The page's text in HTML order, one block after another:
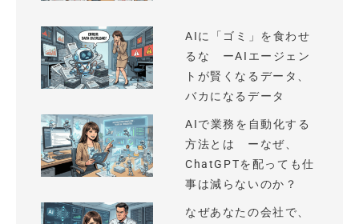
AIに「ゴミ」を食わせ
るな ーAIエージェン
トが賢くなるデータ、
バカになるデータ
AIで業務を自動化する
方法とは ーなぜ、
ChatGPTを配っても仕
事は減らないのか？
なぜあなたの会社で、